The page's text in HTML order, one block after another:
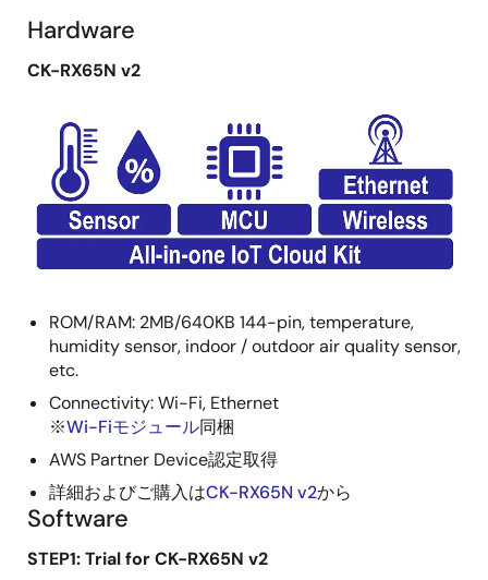
Hardware
CK-RX65N v2
ROM/RAM: 2MB/640KB 144-pin, temperature,
humidity sensor, indoor / outdoor air quality sensor,
etc.
Connectivity: Wi-Fi, Ethernet
※Wi-Fiモジュール同梱
AWS Partner Device認定取得
詳細およびご購入はCK-RX65N v2から
Software
STEP1: Trial for CK-RX65N v2